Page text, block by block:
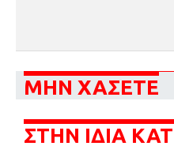
ΜΗΝ ΧΑΣΕΤΕ
ΣΤΗΝ ΙΔΙΑ